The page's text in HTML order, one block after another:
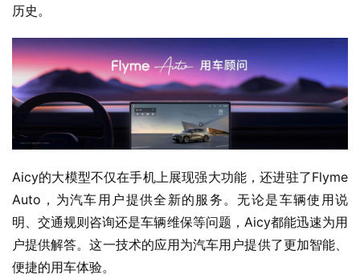
历史。
Aicy的大模型不仅在手机上展现强大功能，还进驻了Flyme
Auto，为汽车用户提供全新的服务。无论是车辆使用说
明、交通规则咨询还是车辆维保等问题，Aicy都能迅速为用
户提供解答。这一技术的应用为汽车用户提供了更加智能、
便捷的用车体验。